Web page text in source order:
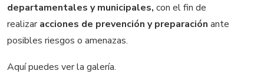
departamentales y municipales, con el fin de
realizaracciones de prevención y preparación ante
posibles riesgos o amenazas.
Aquí puedes ver la galería.